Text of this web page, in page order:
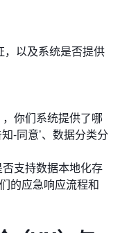
，以及系统是否提供
你们系统提供了哪
-同意’、数据分类分
支持数据本地化存
的应急响应流程和